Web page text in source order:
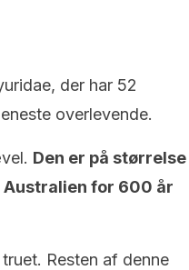
der har 52
overlevende.
Den er på størrelse
Australien for 600 år
truet. Resten af ​​denne